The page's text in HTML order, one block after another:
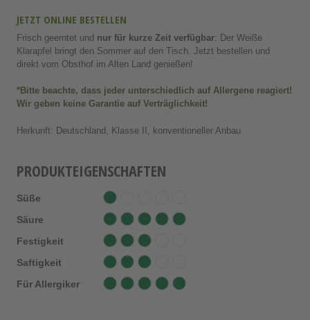
PRODUKTEIGENSCHAFTEN
Süße
Säure
Festigkeit
Saftigkeit
Für Allergiker
JETZT ONLINE BESTELLEN
Frisch geerntet und nur für kurze Zeit verfügbar: Der Weiße
Klarapfel bringt den Sommer auf den Tisch. Jetzt bestellen und
direkt vom Obsthof im Alten Land genießen!
*Bitte beachte, dass jeder unterschiedlich auf Allergene reagiert!
Wir geben keine Garantie auf Verträglichkeit!
Herkunft: Deutschland, Klasse II, konventioneller Anbau